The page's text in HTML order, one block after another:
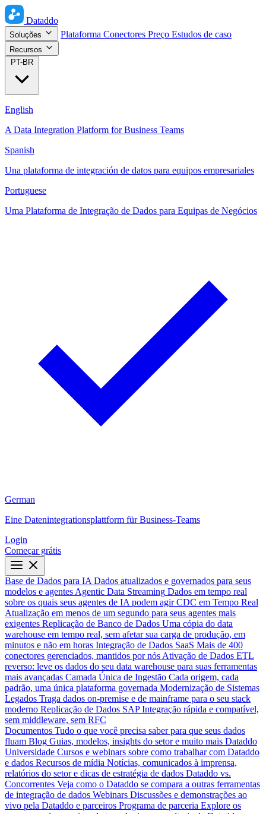
Dataddo
Soluções Plataforma Conectores Preço Estudos de caso
Recursos
PT-BR
English
A Data Integration Platform for Business Teams
Spanish
Una plataforma de integración de datos para equipos empresariales
Portuguese
Uma Plataforma de Integração de Dados para Equipas de Negócios
German
Eine Datenintegrationsplattform für Business-Teams
Login
Começar grátis
Base de Dados para IA Dados atualizados e governados para seus
modelos e agentes Agentic Data Streaming Dados em tempo real
sobre os quais seus agentes de IA podem agir CDC em Tempo Real
Atualização em menos de um segundo para seus agentes mais
exigentes Replicação de Banco de Dados Uma cópia do data
warehouse em tempo real, sem afetar sua carga de produção, em
minutos e não em horas Integração de Dados SaaS Mais de 400
conectores gerenciados, mantidos por nós Ativação de Dados ETL
reverso: leve os dados do seu data warehouse para suas ferramentas
mais avançadas Camada Única de Ingestão Cada origem, cada
padrão, uma única plataforma governada Modernização de Sistemas
Legados Traga dados on-premise e de mainframe para o seu stack
moderno Replicação de Dados SAP Integração rápida e compatível,
sem middleware, sem RFC
Documentos Tudo o que você precisa saber para que seus dados
fluam Blog Guias, modelos, insights do setor e muito mais Dataddo
Universidade Cursos e webinars sobre como trabalhar com Dataddo
e dados Recursos de mídia Notícias, comunicados à imprensa,
relatórios do setor e dicas de estratégia de dados Dataddo vs.
Concorrentes Veja como o Dataddo se compara a outras ferramentas
de integração de dados Webinars Discussões e demonstrações ao
vivo pela Dataddo e parceiros Programa de parceria Explore os